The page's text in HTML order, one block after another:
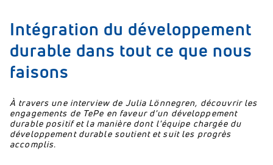
Intégration du développement
durable dans tout ce que nous
faisons
À travers une interview de Julia Lönnegren, découvrir les
engagements de TePe en faveur d'un développement
durable positif et la manière dont l'équipe chargée du
développement durable soutient et suit les progrès
accomplis.